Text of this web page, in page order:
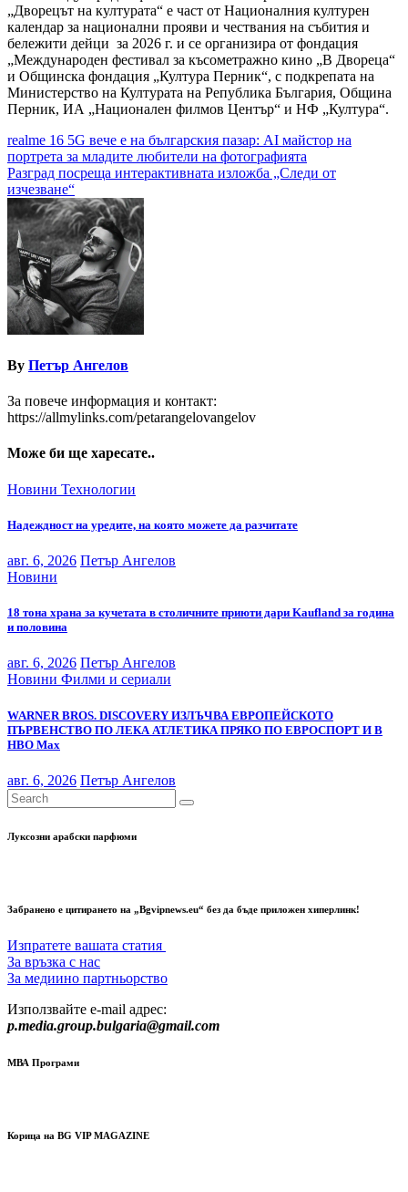
„Дворецът на културата“ е част от Националния културен
календар за национални прояви и чествания на събития и
бележити дейци за 2026 г. и се организира от фондация
„Международен фестивал за късометражно кино „В Двореца“
и Общинска фондация „Култура Перник“, с подкрепата на
Министерство на Културата на Република България, Община
Перник, ИА „Национален филмов Център“ и НФ „Култура“.
Навигация
realme 16 5G вече е на българския пазар: AI майстор на
портрета за младите любители на фотографията
Разград посреща интерактивната изложба „Следи от
изчезване“
By Петър Ангелов
За повече информация и контакт:
https://allmylinks.com/petarangelovangelov
Може би ще харесате..
Новини Технологии
Надеждност на уредите, на която можете да разчитате
авг. 6, 2026 Петър Ангелов
Новини
18 тона храна за кучетата в столичните приюти дари Kaufland за година
и половина
авг. 6, 2026 Петър Ангелов
Новини Филми и сериали
WARNER BROS. DISCOVERY ИЗЛЪЧВА ЕВРОПЕЙСКОТО
ПЪРВЕНСТВО ПО ЛЕКА АТЛЕТИКА ПРЯКО ПО ЕВРОСПОРТ И В
НВО Мах
авг. 6, 2026 Петър Ангелов
Луксозни арабски парфюми
Забранено е цитирането на „Bgvipnews.eu“ без да бъде приложен хиперлинк!
Изпратете вашата статия
За връзка с нас
За медиино партньорство
Използвайте e-mail адрес:
p.media.group.bulgaria@gmail.com
МВА Програми
Корица на BG VIP MAGAZINE